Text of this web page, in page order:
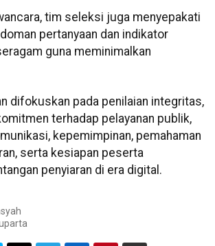
tim seleksi juga menyepakati
pertanyaan dan indikator
guna meminimalkan
difokuskan pada penilaian integritas,
terhadap pelayanan publik,
kepemimpinan, pemahaman
serta kesiapan peserta
penyiaran di era digital.